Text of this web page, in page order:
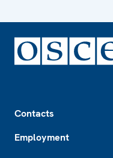
Contacts
Employment